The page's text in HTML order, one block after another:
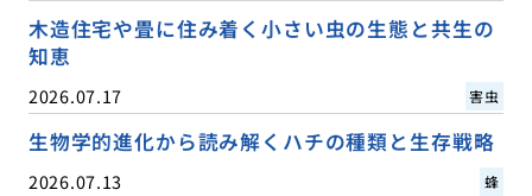
木造住宅や畳に住み着く小さい虫の生態と共生の
知恵
2026.07.17 害虫
生物学的進化から読み解くハチの種類と生存戦略
2026.07.13 蜂